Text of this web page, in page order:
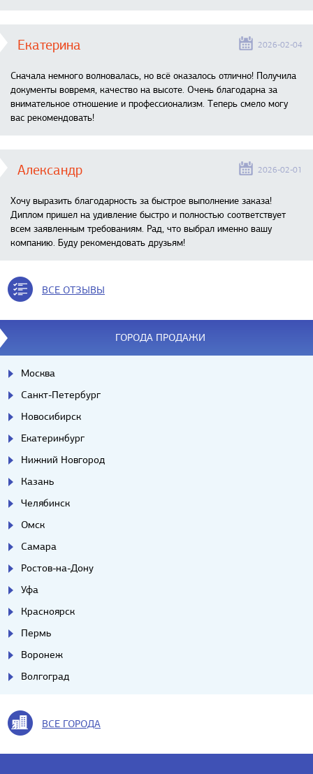
Екатерина 2026-02-04
Сначала немного волновалась, но всё оказалось отлично! Получила
документы вовремя, качество на высоте. Очень благодарна за
внимательное отношение и профессионализм. Теперь смело могу
вас рекомендовать!
Александр 2026-02-01
Хочу выразить благодарность за быстрое выполнение заказа!
Диплом пришел на удивление быстро и полностью соответствует
всем заявленным требованиям. Рад, что выбрал именно вашу
компанию. Буду рекомендовать друзьям!
ВСЕ ОТЗЫВЫ
ГОРОДА ПРОДАЖИ
Москва
Санкт-Петербург
Новосибирск
Екатеринбург
Нижний Новгород
Казань
Челябинск
Омск
Самара
Ростов-на-Дону
Уфа
Красноярск
Пермь
Воронеж
Волгоград
ВСЕ ГОРОДА